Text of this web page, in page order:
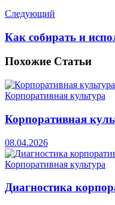
Следующий
Как собирать и
Похожие Статьи
Корпоративная культура
Корпоративная
08.04.2026
Корпоративная культура
Диагностика